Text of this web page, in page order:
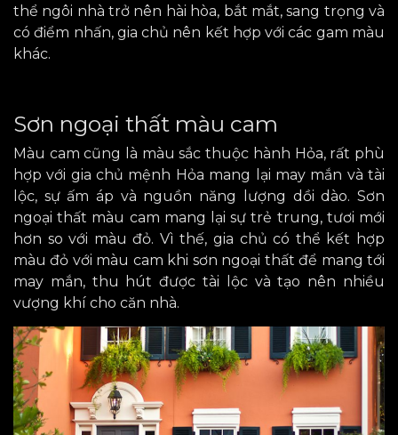
thể ngôi nhà trở nên hài hòa, bắt mắt, sang trọng và
có điểm nhấn, gia chủ nên kết hợp với các gam màu
khác.
Sơn ngoại thất màu cam
Màu cam cũng là màu sắc thuộc hành Hỏa, rất phù
hợp với gia chủ mệnh Hỏa mang lại may mắn và tài
lộc, sự ấm áp và nguồn năng lượng dồi dào. Sơn
ngoại thất màu cam mang lại sự trẻ trung, tươi mới
hơn so với màu đỏ. Vì thế, gia chủ có thể kết hợp
màu đỏ với màu cam khi sơn ngoại thất để mang tới
may mắn, thu hút được tài lộc và tạo nên nhiều
vượng khí cho căn nhà.